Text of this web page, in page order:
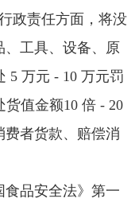
政责任方面，将没
工具、设备、原
5 万元 - 10 万元罚
值金额10 倍 - 20
者货款、赔偿消
品安全法》第一